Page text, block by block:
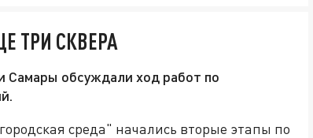
ТРИ СКВЕРА
Самары обсуждали ход работ по
среда" начались вторые этапы по